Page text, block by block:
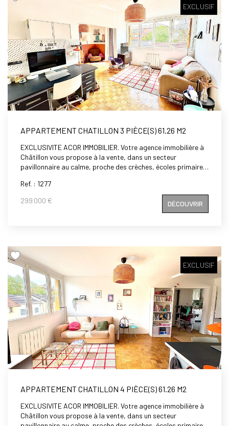
EXCLUSIF
APPARTEMENT CHATILLON 3 PIÈCE(S) 61.26 M2
EXCLUSIVITE ACOR IMMOBILIER. Votre agence immobilière à
Châtillon vous propose à la vente, dans un secteur
pavillonnaire au calme, proche des crèches, écoles primaires,
Clamart (futur ligne 15) , du tramway T6 et des bus (191, 323,
194), dans une petite copropriété sécurisée avec espaces
verts, un appartement de 3/4 pièces de 61,67m² en double
exposition (Est /Ouest), comprenant: entrée, séjour double,
appartement ensoleillé, lumineux et en double exposition? Il
vous attend! Possibilité d'acheter un box en supplément
Ref. : 1277
299 000 €
DÉCOUVRIR
EXCLUSIF
APPARTEMENT CHATILLON 4 PIÈCE(S) 61.26 M2
EXCLUSIVITE ACOR IMMOBILIER. Votre agence immobilière à
Châtillon vous propose à la vente, dans un secteur